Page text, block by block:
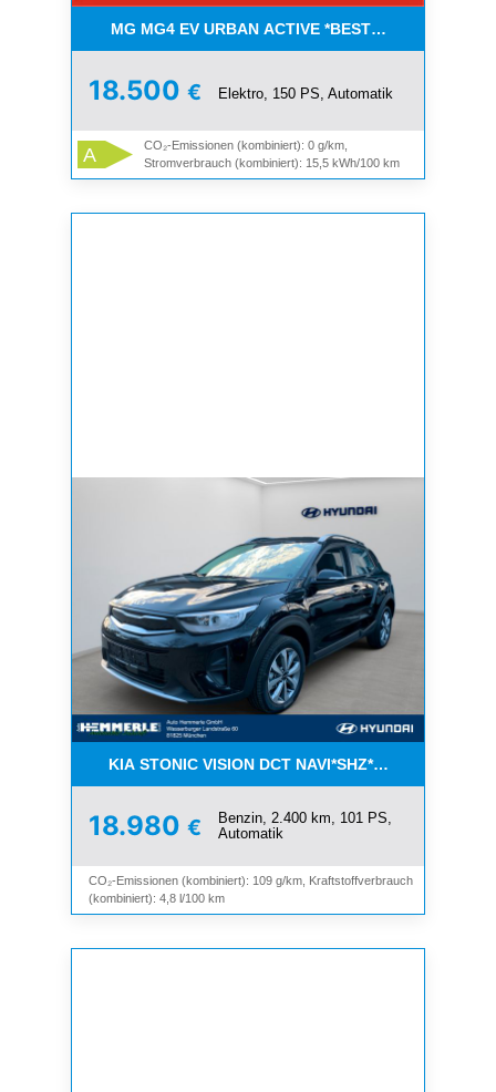
MG MG4 EV URBAN ACTIVE
18.500 € Elektro, 150 PS, Automatik
A
CO₂-Emissionen (kombiniert): 0 g/km,
Stromverbrauch (kombiniert): 15,5 kWh/100 km
KIA STONIC VISION DCT
18.980 €
Benzin, 2.400 km, 101 PS,
Automatik
CO₂-Emissionen (kombiniert): 109 g/km, Kraftstoffverbrauch
(kombiniert): 4,8 l/100 km